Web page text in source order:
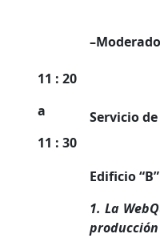
–
11 : 20
a
11 : 30
Servicio
Edificio
1. La